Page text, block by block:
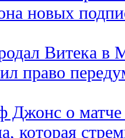
новых
Витека в
право
Джонс о
которая